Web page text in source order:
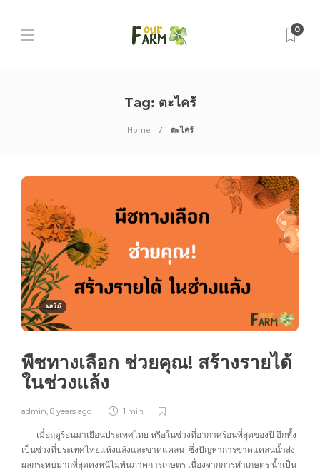
0
Tag: ตะไคร้
Home ตะไคร้
ผลไม้
พืชทางเลือก ช่วยคุณ! สร้างรายได้
ในช่วงแล้ง
admin, 8 years ago 1 min
เมื่อฤดูร้อนมาเยือนประเทศไทย หรือในช่วงที่อากาศร้อนที่สุดของปี อีกทั้ง
เป็นช่วงที่ประเทศไทยแห้งแล้งและขาดแคลน ซึ่งปัญหาการขาดแคลนน้ำส่ง
ผลกระทบมากที่สุดคงหนีไม่พ้นภาคการเกษตร เนื่องจากการทำเกษตร น้ำเป็น